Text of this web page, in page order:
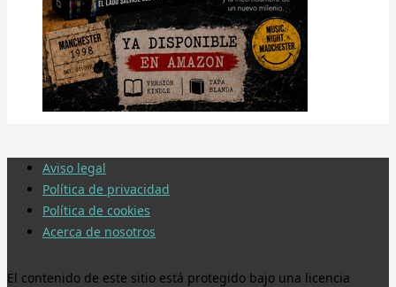
Aviso legal
Política de privacidad
Política de cookies
Acerca de nosotros
El contenido de este sitio está protegido bajo una licencia